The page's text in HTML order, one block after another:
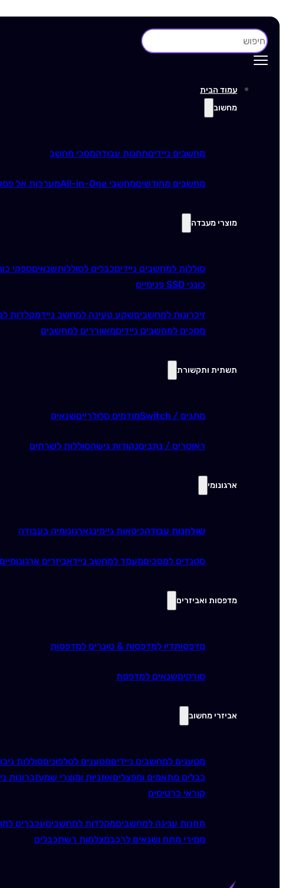
חיפוש
עמוד הבית
מחשוב
מחשבים ניידיםתחנות עבודהמסכי מחשב
מחשבים מחודשיםמחשבי All-in-One מערכות אל
מוצרי מעבדה
סוללות למחשבים ניידיםכבלים לסוללותשנאיםספקי
כונני SSD פנימיים
זיכרונות למחשביםשקע טעינה למחשב ניידמקלדות
מסכים למחשבים ניידיםמאווררים למחשבים
תשתית ותקשורת
מתגים / Switch מודמים סלולרייםשנאים
ראוטרים / נתביםנקודות גישהסוללות לשרתים
ארגונומי
שולחנות עבודהכיסאות גיימינגארגונומיה בעבודה
סטנדים למסכיםמעמד למחשב ניידאביזרים ארגונומיים
מדפסות ואביזרים
מדפסותדיו למדפסות & טונרים למדפסות
סורקיםשנאים למדפסת
אביזרי מחשוב
מטענים למחשבים ניידיםמטענים לטלפוניםסוללות
כבלים מתאמים ומפצליםאוזניות ומוצרי שמעזכרונות
קוראי כרטיסים
תחנות עגינה למחשביםמקלדות למחשביםעכברים
ממירי מתח ושנאים לרכבמצלמות רשתכבלים